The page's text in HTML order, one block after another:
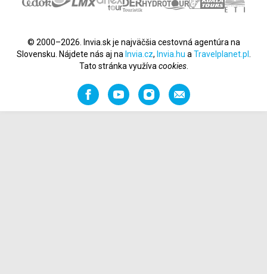
© 2000–2026. Invia.sk je najväčšia cestovná agentúra na
Slovensku. Nájdete nás aj na Invia.cz, Invia.hu a Travelplanet.pl
Tato stránka využíva cookies.
FacebookYouTubeInstagramOdporučiť